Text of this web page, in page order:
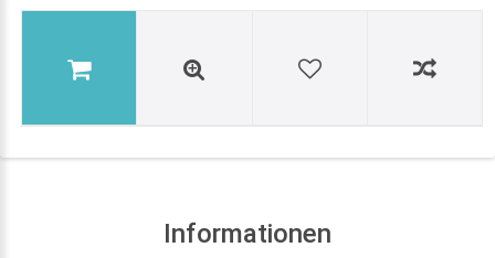
Informationen